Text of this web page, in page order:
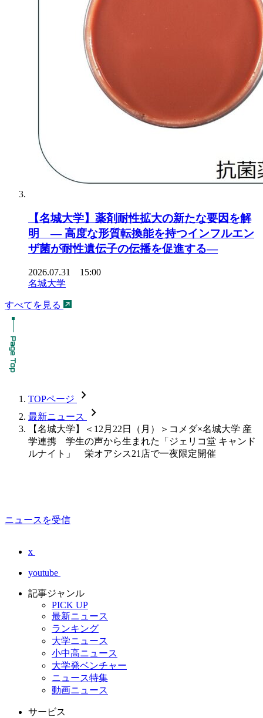
【名城大学】薬剤耐性拡大の新たな要因を解
明 ― 高度な形質転換能を持つインフルエン
ザ菌が耐性遺伝子の伝播を促進する―
2026.07.31 15:00
名城大学
すべてを見る
TOPページ chevron_forward
最新ニュース chevron_forward
【名城大学】＜12月22日（月）＞コメダ×名城大学 産
学連携 学生の声から生まれた「ジェリコ堂 キャンド
ルナイト」 栄オアシス21店で一夜限定開催
ニュースを受信
x
youtube
記事ジャンル
PICK UP
最新ニュース
ランキング
大学ニュース
小中高ニュース
大学発ベンチャー
ニュース特集
動画ニュース
サービス